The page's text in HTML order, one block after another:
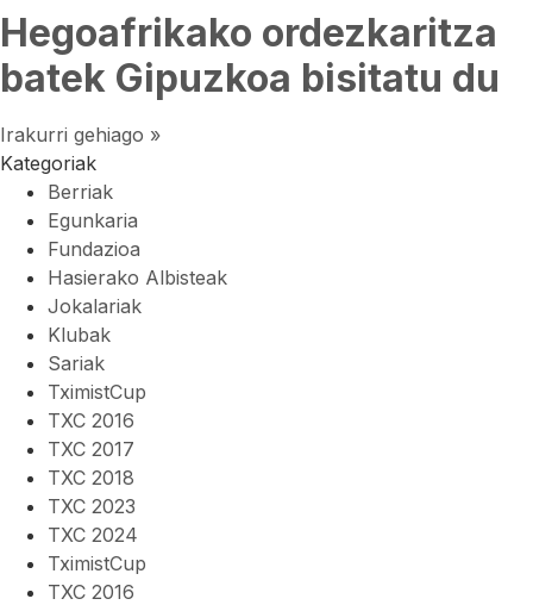
Hegoafrikako ordezkaritza
batek Gipuzkoa bisitatu du
Irakurri gehiago »
Kategoriak
Berriak
Egunkaria
Fundazioa
Hasierako Albisteak
Jokalariak
Klubak
Sariak
TximistCup
TXC 2016
TXC 2017
TXC 2018
TXC 2023
TXC 2024
TximistCup
TXC 2016